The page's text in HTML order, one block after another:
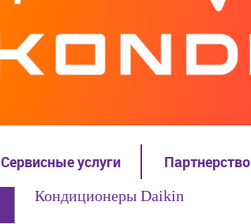
Сервисные услуги Партнерство
Кондиционеры Daikin